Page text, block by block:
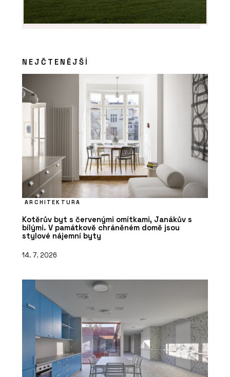
NEJČTENĚJŠÍ
ARCHITEKTURA
Kotěrův byt s červenými omítkami, Janákův s
bílými. V památkově chráněném domě jsou
stylové nájemní byty
14. 7. 2026